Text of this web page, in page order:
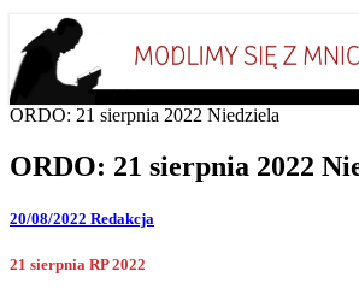
+Deus, in adiutorium
Codziennie modlimy się z
ORDO: 21 sierpnia 2022 Niedziela
ORDO: 21 sierpnia 2022
20/08/2022 Redakcja
21 sierpnia RP 2022